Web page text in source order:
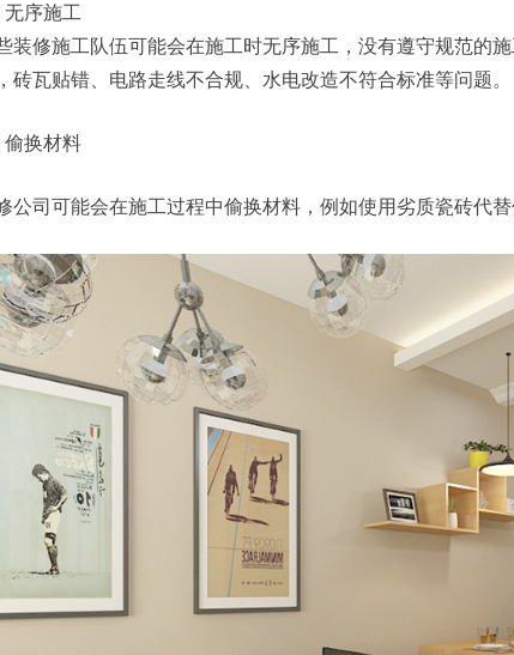
无序施工
装修施工队伍可能会在施工时无序施工，没有遵守规范的
砖瓦贴错、电路走线不合规、水电改造不符合标准等问题。
偷换材料
公司可能会在施工过程中偷换材料，例如使用劣质瓷砖代